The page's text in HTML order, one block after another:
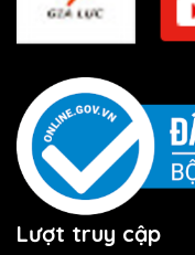
Lượt truy cập